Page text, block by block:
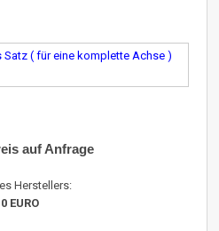
( für eine komplette Achse )
auf Anfrage
Herstellers:
0 EURO